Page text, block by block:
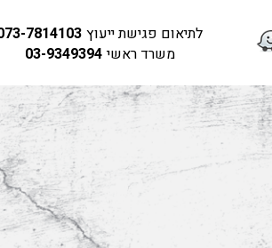
לתיאום פגישת ייעוץ 7814103
משרד ראשי 03-9349394